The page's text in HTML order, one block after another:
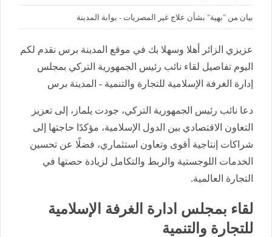
بيان من "بهية" بشأن علاج غير المصريات - بوابة المدينة
عزيزي الزائر أهلا وسهلا بك في موقع المدينة برس نقدم لكم
اليوم تفاصيل لقاء نائب رئيس الجمهورية التركي بمجلس
إدارة الغرفة الإسلامية للتجارة والتنمية - المدينة برس
دعا نائب رئيس الجمهورية التركي، جودت يلماز، إلى تعزيز
التعاون الاقتصادي بين الدول الإسلامية، مؤكدًا حاجتها إلى
شراكات إنتاجية أقوى وتعاون استثماري، فضلًا عن تحسين
الخدمات اللوجستية والربط والتكامل لزيادة حصتها في
التجارة العالمية.
لقاء بمجلس ادارة الغرفة الإسلامية
للتجارة والتنمية